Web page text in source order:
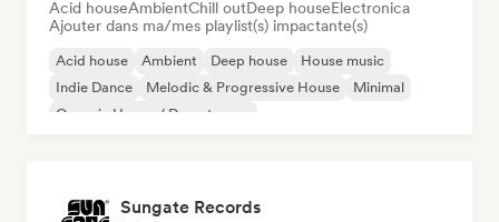
Acid houseAmbientChill outDeep houseElectronica
Ajouter dans ma/mes playlist(s) impactante(s)
Acid house Ambient Deep house
House music
Indie Dance
Melodic & Progressive House
Minimal
Organic House / Downtempo
Sungate Records